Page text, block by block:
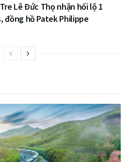
Lê Đức Thọ nhận hối lộ 1
đồng hồ Patek Philippe